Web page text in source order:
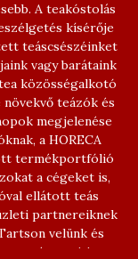
A teakóstolás
kísérője
teáscsészéinket
vagy barátaink
közösségalkotó
teázók és
megjelenése
a HORECA
termékportfólió
a cégeket is,
ellátott teás
partnereiknek
velünk és
szép napja!